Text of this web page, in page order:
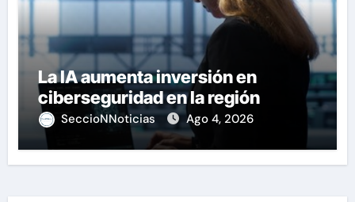
La IA aumenta inversión en
ciberseguridad en la región
SeccioNNoticias Ago 4, 2026